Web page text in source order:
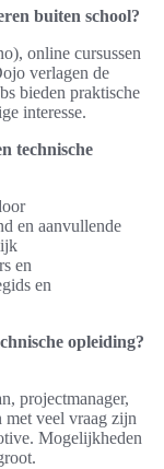
buiten school?
online cursussen
verlagen de
bieden praktische
interesse.
technische
en aanvullende
en
en
opleiding?
projectmanager,
met veel vraag zijn
Mogelijkheden